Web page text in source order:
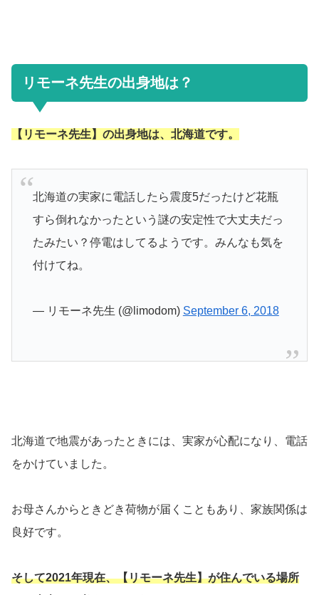
リモーネ先生の出身地は？
【リモーネ先生】の出身地は、北海道です。
北海道の実家に電話したら震度5だったけど花瓶
すら倒れなかったという謎の安定性で大丈夫だっ
たみたい？停電はしてるようです。みんなも気を
付けてね。
— リモーネ先生 (@limodom) September 6, 2018
北海道で地震があったときには、実家が心配になり、電話
をかけていました。
お母さんからときどき荷物が届くこともあり、家族関係は
良好です。
そして2021年現在、【リモーネ先生】が住んでいる場所